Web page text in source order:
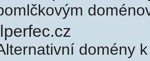
domény